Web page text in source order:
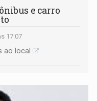
e carro
17:07
ao local